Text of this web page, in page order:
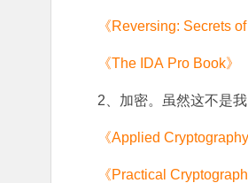
《Reversing: Secrets
《The IDA Pro Book》
2、加密。虽然这不是
《Applied Cryptography
《Practical